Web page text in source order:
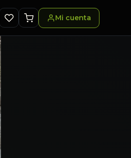
Mi cuenta